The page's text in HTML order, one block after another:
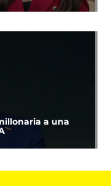
a una